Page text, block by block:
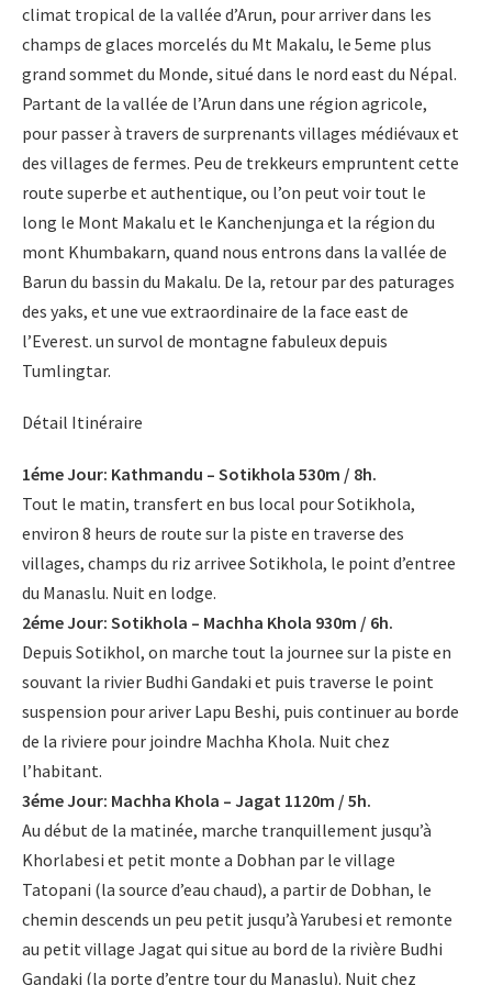
- Treks Hors des Sentiers Battus
- Trekking Vallée de Kathmandu
Voyage au Nepal
- VTT au Nepal
- Voyage de la Fête
- Sommet et Expéditions
Contactez-nous
EN
WhatsApp
Chat IA
climat tropical de la vallée d’Arun, pour arriver dans les
champs de glaces morcelés du Mt Makalu, le 5eme plus
grand sommet du Monde, situé dans le nord east du Népal.
Partant de la vallée de l’Arun dans une région agricole,
pour passer à travers de surprenants villages médiévaux et
des villages de fermes. Peu de trekkeurs empruntent cette
route superbe et authentique, ou l’on peut voir tout le
long le Mont Makalu et le Kanchenjunga et la région du
mont Khumbakarn, quand nous entrons dans la vallée de
Barun du bassin du Makalu. De la, retour par des paturages
des yaks, et une vue extraordinaire de la face east de
l’Everest. un survol de montagne fabuleux depuis
Tumlingtar.
Détail Itinéraire
1éme Jour: Kathmandu – Sotikhola 530m / 8h.
Tout le matin, transfert en bus local pour Sotikhola,
environ 8 heurs de route sur la piste en traverse des
villages, champs du riz arrivee Sotikhola, le point d’entree
du Manaslu. Nuit en lodge.
2éme Jour: Sotikhola – Machha Khola 930m / 6h.
Depuis Sotikhol, on marche tout la journee sur la piste en
souvant la rivier Budhi Gandaki et puis traverse le point
suspension pour ariver Lapu Beshi, puis continuer au borde
de la riviere pour joindre Machha Khola. Nuit chez
l’habitant.
3éme Jour: Machha Khola – Jagat 1120m / 5h.
Au début de la matinée, marche tranquillement jusqu’à
Khorlabesi et petit monte a Dobhan par le village
Tatopani (la source d’eau chaud), a partir de Dobhan, le
chemin descends un peu petit jusqu’à Yarubesi et remonte
au petit village Jagat qui situe au bord de la rivière Budhi
Gandaki (la porte d’entre tour du Manaslu). Nuit chez